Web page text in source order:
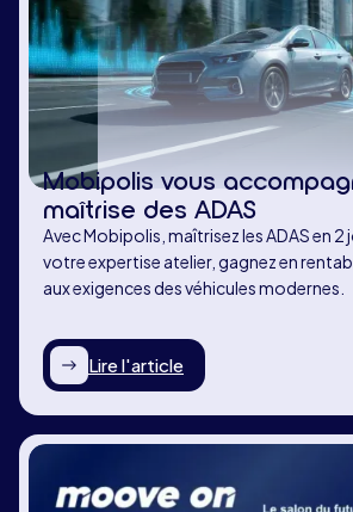
Mobipolis vous
maîtrise des ADAS
Avec Mobipolis, maîtrisez les ADAS en
votre expertise atelier, gagnez en
aux exigences des véhicules modernes.
Lire l'article